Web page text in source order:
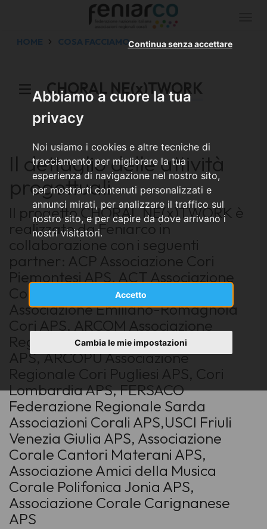
Abbiamo a cuore la tua
privacy
Noi usiamo i cookies e altre tecniche di
tracciamento per migliorare la tua
esperienza di navigazione nel nostro sito,
per mostrarti contenuti personalizzati e
annunci mirati, per analizzare il traffico sul
nostro sito, e per capire da dove arrivano i
nostri visitatori.
Accetto
Continua senza accettare
Cambia le mie impostazioni
HOME COSA FACCIAMO
CHORAL NE(x)TWORK
Il dettaglio delle attività
progettuali
Il progetto CHORAL NE(x)TWORK è
realizzato da Feniarco in
collaborazione con i seguenti
partner: ACP Associazione Cori
Piemontesi APS, ACT Associazione
Cori della Toscana APS,
Associazione Emiliano-Romagnola
Cori APS, ARCOM Associazione
Regionale Cori Marchigiani
APS,ARCOPU Associazione
Regionale Cori Pugliesi APS, Cori
Lombardia APS,FERSACO
Federazione Regionale Sarda
Associazioni Corali APS,USCI Friuli
Venezia Giulia APS, Associazione
Corale Cantori Materani APS,
Associazione Amici della Musica
Corale Polifonica Jonia APS,
Associazione Corale Carignanese
APS